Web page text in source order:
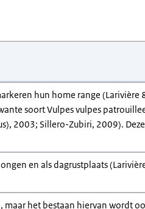
hun home range (Larivière
soort Vulpes vulpes
2003; Sillero-Zubiri, 2009).
en als dagrustplaats
maar het bestaan hiervan wordt